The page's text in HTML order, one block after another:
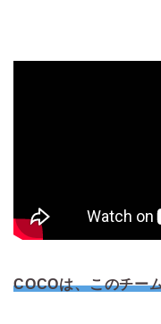
COCOは、このチー